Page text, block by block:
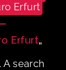
Erfurt
Erfurt„
search